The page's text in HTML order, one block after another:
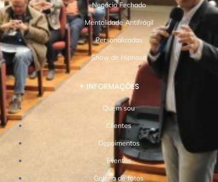
Negócio Fechado
Mentalidade Antifrágil
Personalizadas
Show de Hipnose
+ INFORMAÇÕES
Quem sou
Clientes
Depoimentos
Eventos
Galeria de fotos